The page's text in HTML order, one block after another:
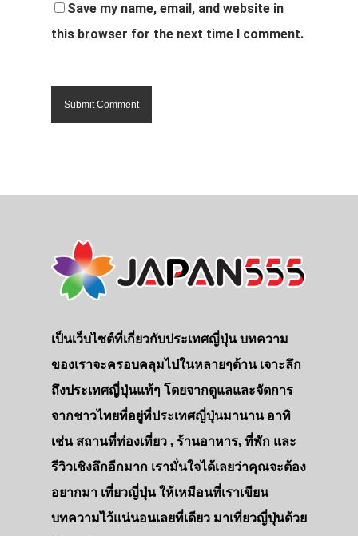
Save my name, email, and website in
this browser for the next time I comment.
เป็นเว็บไซต์ที่เกี่ยวกับประเทศญี่ปุ่น บทความ
ของเราจะครอบคลุมไปในหลายๆด้าน เจาะลึก
ถึงประเทศญี่ปุ่นแท้ๆ โดยจากดูแลและจัดการ
จากชาวไทยที่อยู่ที่ประเทศญี่ปุ่นมานาน อาทิ
เช่น สถานที่ท่องเที่ยว , ร้านอาหาร, ที่พัก และ
รีวิวเชิงลึกอีกมาก เรามั่นใจได้เลยว่าคุณจะต้อง
อยากมา เที่ยวญี่ปุ่น ให้เหมือนที่เราเขียน
บทความไว้แน่นอนเลยที่เดียว มาเที่ยวญี่ปุ่นด้วย